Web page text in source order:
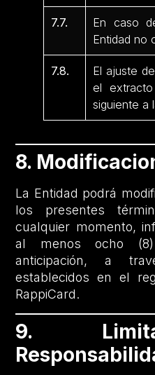
7.7.
En caso
Entidad no
7.8.
El ajuste
el
siguiente a
8.
La Entidad podrá
los presentes
cualquier momento,
al menos ocho
anticipación, a
establecidos en el
RappiCard.
9.